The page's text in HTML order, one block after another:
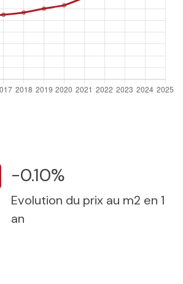
-0.10%
Evolution du prix au m2 en 1
an